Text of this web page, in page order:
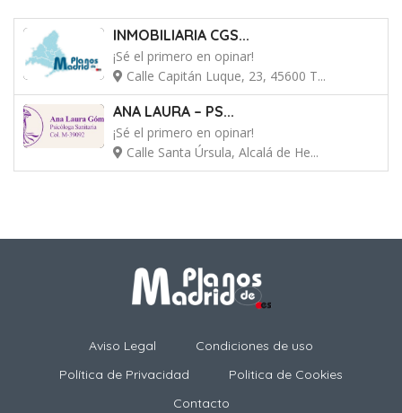
INMOBILIARIA CGS...
¡Sé el primero en opinar!
Calle Capitán Luque, 23, 45600 T...
ANA LAURA – PS...
¡Sé el primero en opinar!
Calle Santa Úrsula, Alcalá de He...
Aviso Legal
Condiciones de uso
Política de Privacidad
Politica de Cookies
Contacto